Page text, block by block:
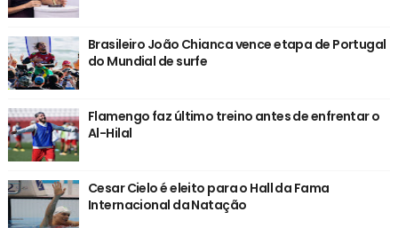
Brasileiro João Chianca vence etapa de Portugal
do Mundial de surfe
Flamengo faz último treino antes de enfrentar o
Al-Hilal
Cesar Cielo é eleito para o Hall da Fama
Internacional da Natação